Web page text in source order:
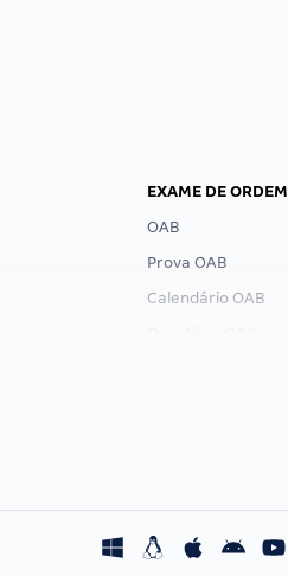
EXAME DE ORDEM
OAB
Prova OAB
Calendário OAB